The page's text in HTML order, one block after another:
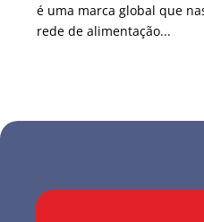
é uma marca global que
rede de alimentação...